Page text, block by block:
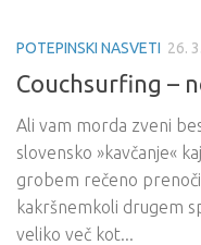
POTEPINSKI NASVETI 26.
Couchsurfing –
Ali vam morda zveni
slovensko »kavčanje«
grobem rečeno
kakršnemkoli drugem
veliko več kot...